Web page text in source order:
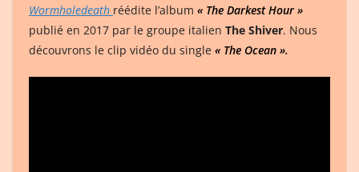
Wormholedeath réédite l’album « The Darkest Hour »
publié en 2017 par le groupe italien The Shiver. Nous
découvrons le clip vidéo du single « The Ocean ».